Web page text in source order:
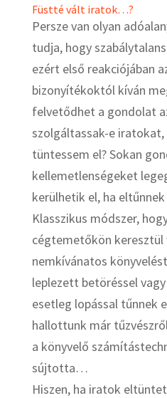
Füstté vált iratok…?
Persze van olyan
tudja, hogy
ezért első reakciójában
bizonyítékoktól kíván
felvetődhet a gondolat
szolgáltassak-e iratokat,
tüntessem el? Sokan
kellemetlenségeket
kerülhetik el, ha
Klasszikus módszer,
cégtemetőkön keresztül
nemkívánatos
leplezett betöréssel
esetleg lopással tűnnek
hallottunk már
a könyvelő
sújtotta…
Hiszen, ha iratok